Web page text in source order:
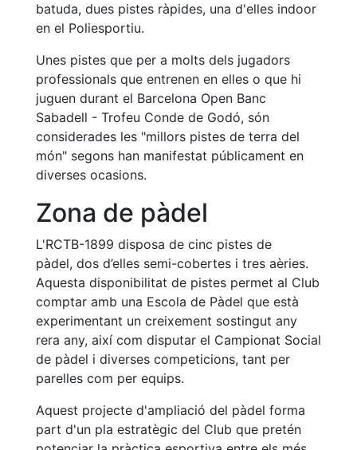
Palmarès
Llegendes
Jugadors
professionals
Competicions
Campionat
Social de
Quadres
Quadre
d'Honor
Històric
del
Campionat
Social
Fotos
Pàdel
batuda, dues pistes ràpides, una d'elles indoor
en el Poliesportiu.
Unes pistes que per a molts dels jugadors
professionals que entrenen en elles o que hi
juguen durant el Barcelona Open Banc
Sabadell - Trofeu Conde de Godó, són
considerades les "millors pistes de terra del
món" segons han manifestat públicament en
diverses ocasions.
Zona de pàdel
L'RCTB-1899 disposa de cinc pistes de
pàdel, dos d’elles semi-cobertes i tres aèries.
Aquesta disponibilitat de pistes permet al Club
comptar amb una Escola de Pàdel que està
experimentant un creixement sostingut any
rera any, així com disputar el Campionat Social
de pàdel i diverses competicions, tant per
parelles com per equips.
Aquest projecte d'ampliació del pàdel forma
part d'un pla estratègic del Club que pretén